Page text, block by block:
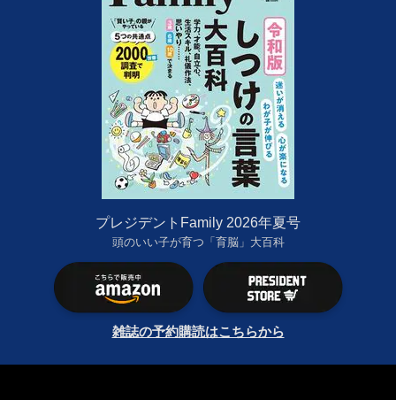
プレジデントFamily 2026年夏号
頭のいい子が育つ「育脳」大百科
雑誌の予約購読はこちらから